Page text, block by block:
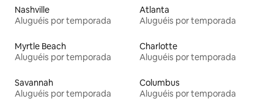
Nashville
Aluguéis por temporada
Atlanta
Aluguéis por temporada
Myrtle Beach
Aluguéis por temporada
Charlotte
Aluguéis por temporada
Savannah
Aluguéis por temporada
Columbus
Aluguéis por temporada